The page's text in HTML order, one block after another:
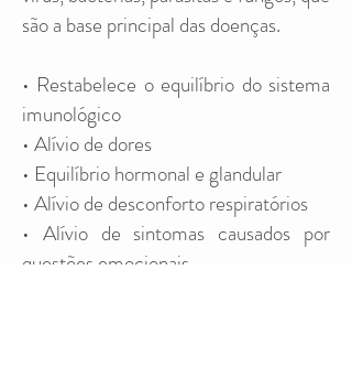
são a base principal das doenças.
• Restabelece o equilíbrio do sistema
imunológico
• Alívio de dores
• Equilíbrio hormonal e glandular
• Alívio de desconforto respiratórios
• Alívio de sintomas causados por
questões emocionais